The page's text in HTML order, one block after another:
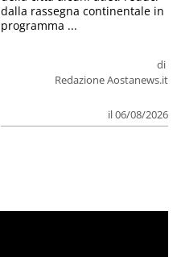
di
Redazione Aostanews.it
il 06/08/2026
dalla rassegna continentale in
programma ...